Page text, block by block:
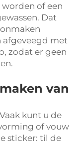
of een
Dat
afgeveegd met
zodat er geen
van
kunt u de
of vouw
sticker: til de